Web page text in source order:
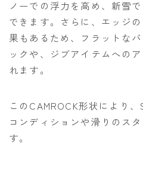
ノーでの浮力を高め、新雪
できます。さらに、エッジ
果もあるため、フラットな
ックや、ジブアイテムへの
れます。
このCAMROCK形状により
コンディションや滑りのス
す。